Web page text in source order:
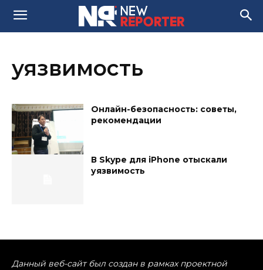
уязвимость
Онлайн-безопасность: советы,
рекомендации
В Skype для iPhone отыскали
уязвимость
Данный веб-сайт был создан в рамках проектной